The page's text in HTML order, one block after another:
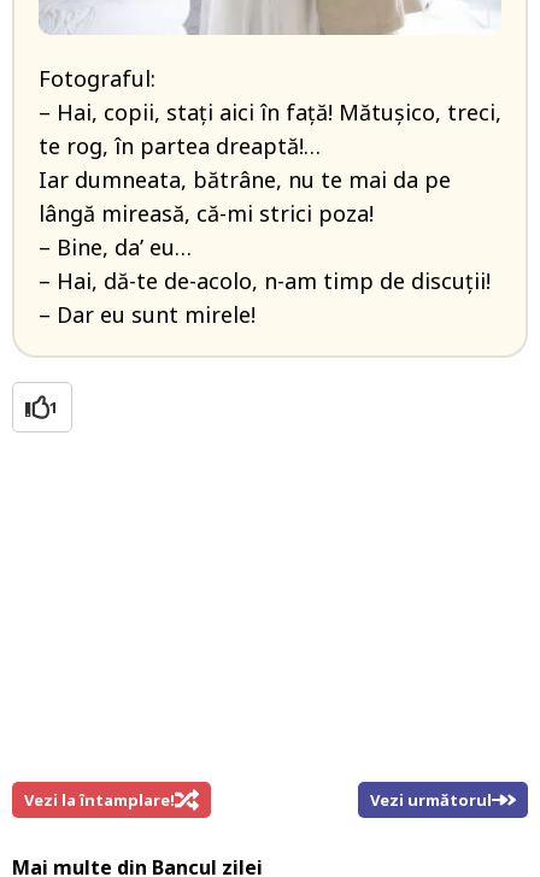
Fotograful:
– Hai, copii, staţi aici în faţă! Mătuşico, treci,
te rog, în partea dreaptă!…
Iar dumneata, bătrâne, nu te mai da pe
lângă mireasă, că-mi strici poza!
– Bine, da’ eu…
– Hai, dă-te de-acolo, n-am timp de discuţii!
– Dar eu sunt mirele!
1
Vezi la întamplare! Vezi următorul
Mai multe din Bancul zilei